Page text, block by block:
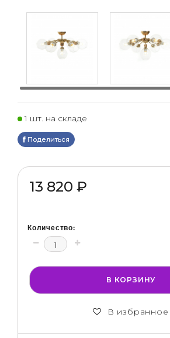
1 шт. на складе
Поделиться
13 820 ₽
Количество:
В КОРЗИНУ
В избранное